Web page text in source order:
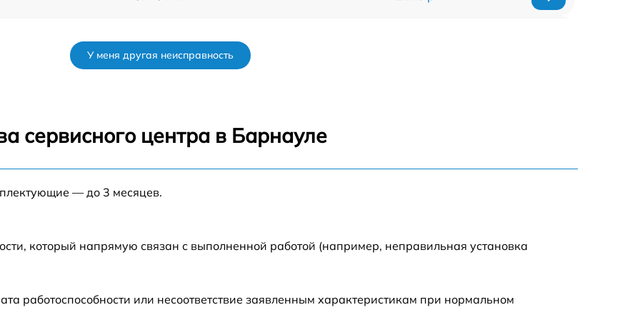
от 100 мин
У меня другая неисправность
сервисного центра в Барнауле
— до 3 месяцев.
который напрямую связан с выполненной работой (например, неправильная установка
работоспособности или несоответствие заявленным характеристикам при нормальном